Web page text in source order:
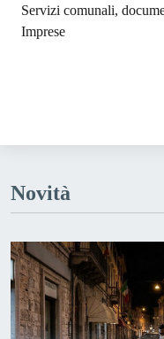
Dettagli
Servizi comunali,
Imprese
Novità